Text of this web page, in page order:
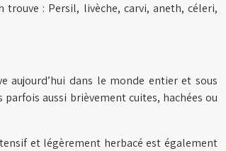
: Persil, livèche, carvi, aneth, céleri,
aujourd’hui dans le monde entier et sous
aussi brièvement cuites, hachées ou
et légèrement herbacé est également